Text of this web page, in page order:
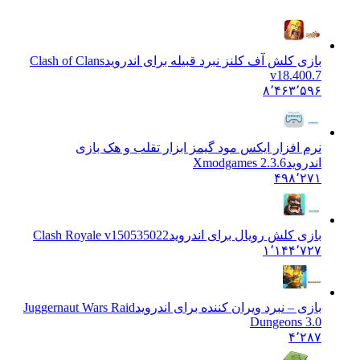
بازی کلش آف کلنز نبرد قبیله برای اندروید Clash of Clans
v18.400.7
۸٬۴۶۳٬۵۹۶
نرم افزار ایکس مود گیمز ابزار تقلب و هک بازی
Xmodgames 2.3.6
۴۹۸٬۲۷۱
بازی کلش رویال برای اندروید Clash Royale v150535022
۱٬۱۴۴٬۷۲۷
بازی – نبرد ویران کننده برای اندروید Juggernaut Wars Raid
Dungeons 3.0